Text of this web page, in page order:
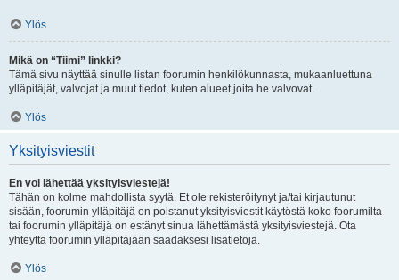
Ylös
Mikä on “Tiimi” linkki?
Tämä sivu näyttää sinulle listan foorumin henkilökunnasta, mukaanluettuna
ylläpitäjät, valvojat ja muut tiedot, kuten alueet joita he valvovat.
Ylös
Yksityisviestit
En voi lähettää yksityisviestejä!
Tähän on kolme mahdollista syytä. Et ole rekisteröitynyt ja/tai kirjautunut
sisään, foorumin ylläpitäjä on poistanut yksityisviestit käytöstä koko foorumilta
tai foorumin ylläpitäjä on estänyt sinua lähettämästä yksityisviestejä. Ota
yhteyttä foorumin ylläpitäjään saadaksesi lisätietoja.
Ylös